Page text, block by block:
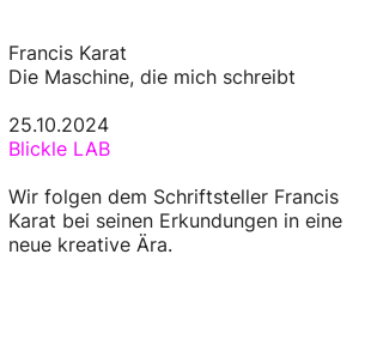
Francis Karat
Die Maschine, die mich schreibt
25.10.2024
Blickle LAB
Wir folgen dem Schriftsteller Francis
Karat bei seinen Erkundungen in eine
neue kreative Ära.